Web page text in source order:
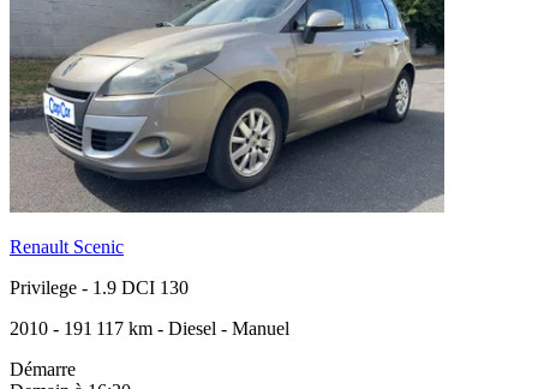
Renault Scenic
Privilege - 1.9 DCI 130
2010 - 191 117 km - Diesel - Manuel
Démarre